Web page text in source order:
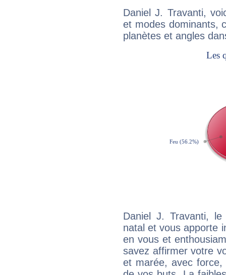
Daniel J. Travanti,
et modes dominants,
planètes et angles
Daniel J. Travanti,
natal et vous apporte
en vous et
savez affirmer votre
et marée, avec